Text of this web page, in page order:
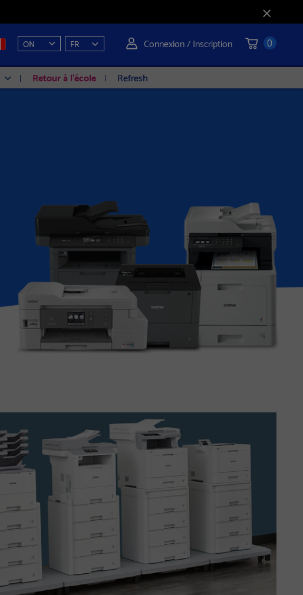
ON FR Connexion / Inscription 0
Retour à l'école Refresh